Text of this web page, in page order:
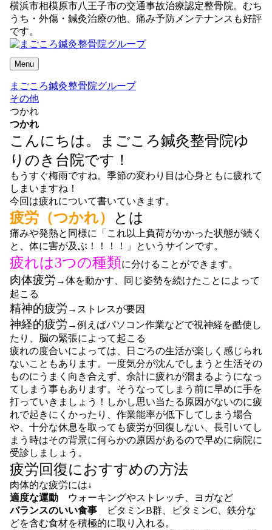
横浜市相模原市八王子市の交通事故治療認定整骨院。むち
うち・外傷・鍼灸治療の他、痛み予防メンテナンスも好評
です。
Menu
まごころ鍼灸整骨院グループ
その他
つかれ
つかれ
こんにちは。まごころ鍼灸整骨院ゆ
りのき台院です！
もうすぐ梅雨ですね。季節の変わり目は心身ともに疲れて
しまいますね！
今回は疲れについて書いていきます。
疲労（つかれ） とは
痛みや発熱と同様に
「これ以上負荷がかかった状態が続く
と、体に害が及ぶ！！！！」というサインです。
疲れは3つの種類に分けることができます。
肉体疲労 →体を動かす、同じ姿勢を続けたことによって
起こる
精神的疲労 →ストレスが要因
神経的疲労 →例えばパソコン作業などで視神経を酷使し
たり、脳の緊張によって起こる
疲れの度合いによっては、日ごろの生活が楽しく感じられ
ないこともあります。一度気分が沈んでしまうと生活その
ものにうまく向き合えず、余計に疲れが溜まるようになっ
てしまう事もあります。そうなってしまう前に早めに手を
打っていきましょう！しかし思い当たる原因がないのに疲
れで起きにくかったり、作業能率が低下してしまう場合
や、十分な休息を取っても疲労が回復しない、長引いてし
まう時はその背景に何らかの原因があるので早めに病院に
受診しましょう。
疲労回復におすすめの方法
肉体的な疲労には↓
適度な運動 ウォーキングやストレッチ、ヨガなど
バランスのいい食事 ビタミンB群、ビタミンC、鉄分な
どを含む食材を積極的に取り入れる。